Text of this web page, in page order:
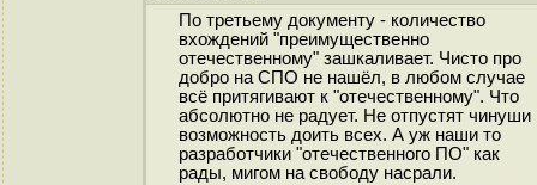
По третьему документу - количество
вхождений "преимущественно
отечественному" зашкаливает. Чисто про
добро на СПО не нашёл, в любом случае
всё притягивают к "отечественному". Что
абсолютно не радует. Не отпустят чинуши
возможность доить всех. А уж наши то
разработчики "отечественного ПО" как
рады, мигом на свободу наcрали.